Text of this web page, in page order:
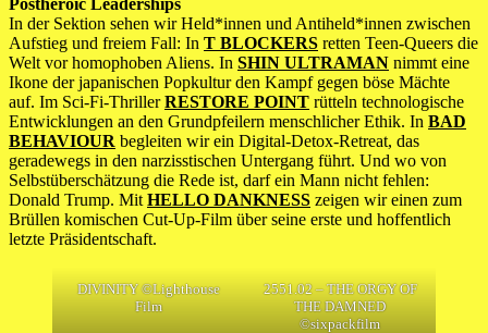
Postheroic Leaderships
In der Sektion sehen wir Held*innen und Antiheld*innen zwischen
Aufstieg und freiem Fall: In T BLOCKERS retten Teen-Queers die
Welt vor homophoben Aliens. In SHIN ULTRAMAN nimmt eine
Ikone der japanischen Popkultur den Kampf gegen böse Mächte
auf. Im Sci-Fi-ThrillerRESTORE POINT rütteln technologische
Entwicklungen an den Grundpfeilern menschlicher Ethik. In BAD
BEHAVIOUR begleiten wir ein Digital-Detox-Retreat, das
geradewegs in den narzisstischen Untergang führt. Und wo von
Selbstüberschätzung die Rede ist, darf ein Mann nicht fehlen:
Donald Trump. Mit HELLO DANKNESS zeigen wir einen zum
Brüllen komischen Cut-Up-Film über seine erste und hoffentlich
letzte Präsidentschaft.
DIVINITY ©Lighthouse
Film
2551.02 – THE ORGY OF
THE DAMNED
©sixpackfilm